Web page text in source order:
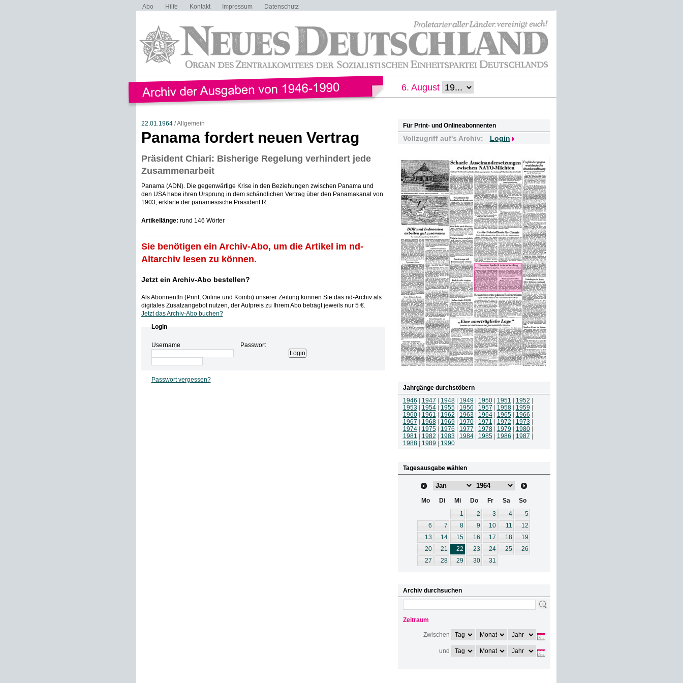
Abo Hilfe Kontakt Impressum Datenschutz
6. August
22.01.1964/ Allgemein
Panama fordert neuen Vertrag
Präsident Chiari: Bisherige Regelung verhindert jede
Zusammenarbeit
Panama (ADN). Die gegenwärtige Krise in den Beziehungen zwischen Panama und
den USA habe ihren Ursprung in dem schändlichen Vertrag über den Panamakanal von
1903, erklärte der panamesische Präsident R...
Artikellänge: rund 146 Wörter
Sie benötigen ein Archiv-Abo, um die Artikel im nd-
Altarchiv lesen zu können.
Jetzt ein Archiv-Abo bestellen?
Als AbonnentIn (Print, Online und Kombi) unserer Zeitung können Sie das nd-Archiv als
digitales Zusatzangebot nutzen, der Aufpreis zu Ihrem Abo beträgt jeweils nur 5 €.
Jetzt das Archiv-Abo buchen?
Login
Username Passwort
Passwort vergessen?
Für Print- und Onlineabonnenten
Vollzugriff auf's Archiv: Login
Jahrgänge durchstöbern
1946
1947 1948| 1949 1950| 1951 1952
1953
1954| 1955| 1956 1957 1958| 1959
1960| 1961 1962 1963 1964| 1965| 1966
1967
1968| 1969 1970| 1971 1972 1973
1974| 1975| 1976 1977 1978| 1979 1980|
1981
1982 1983 1984| 1985| 1986 1987
1988| 1989 1990
Tagesausgabe wählen
Mo Di Mi Do Fr Sa
So
1
2 3 4
5
6
7 8 9 10 11
12
13
14 15 16 17 18
19
20
21 22 23 24 25
26
27
28 29 30 31
Archiv durchsuchen
Zeitraum
Zwischen
und